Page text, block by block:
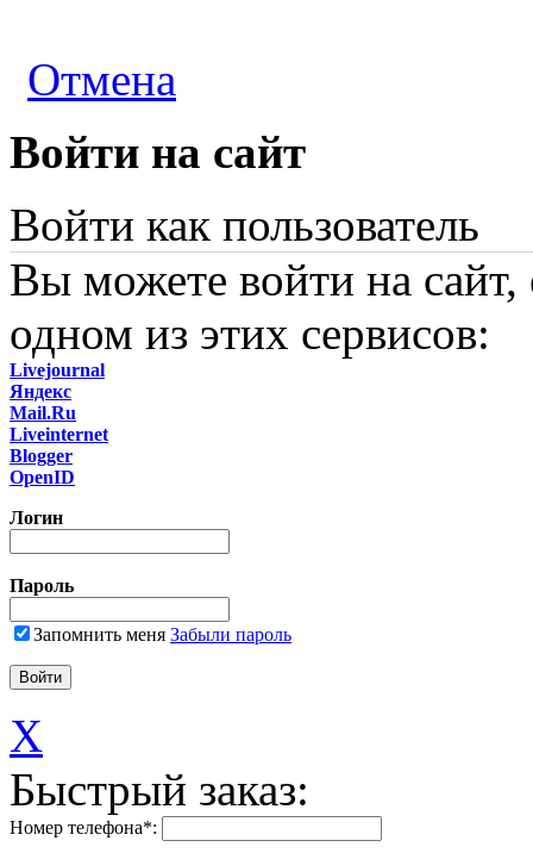
Отмена
Войти на сайт
Войти как пользователь
Вы можете войти на сайт,
одном из этих сервисов:
Livejournal
Яндекс
Mail.Ru
Liveinternet
Blogger
OpenID
Логин
Пароль
Запомнить меня Забыли пароль
X
Быстрый заказ:
Номер телефона*: